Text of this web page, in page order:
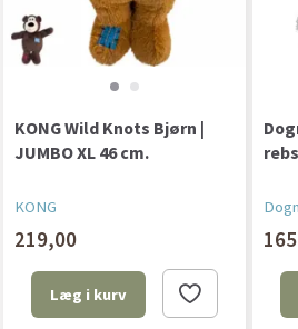
KONG Wild Knots Bjørn |
JUMBO XL 46 cm.
KONG
219,00
Læg i kurv